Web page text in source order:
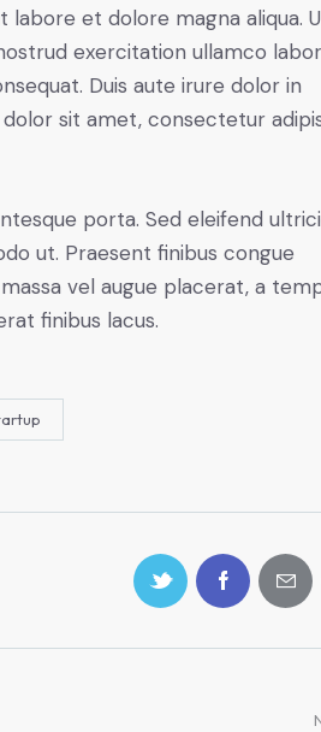
et dolore magna aliqua.
exercitation ullamco
Duis aute irure dolor in
sit amet, consectetur
porta. Sed eleifend
ut. Praesent finibus congue
vel augue placerat, a
finibus lacus.